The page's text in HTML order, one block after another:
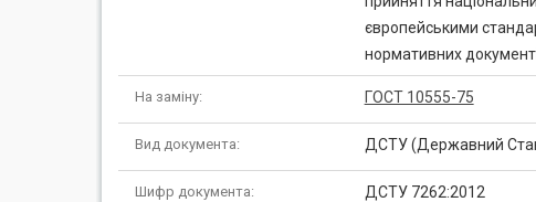
європейськими
нормативних
На заміну: ГОСТ 10555-75
Вид документа: ДСТУ (Державний
Шифр документа: ДСТУ 7262:2012